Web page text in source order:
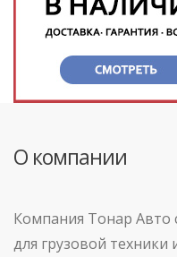
О компании
Компания Тонар Авто
для грузовой